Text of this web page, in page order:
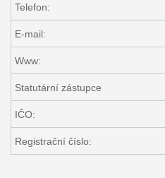
Telefon:
E-mail:
Www:
Statutární zástupce
IČO:
Registrační číslo: